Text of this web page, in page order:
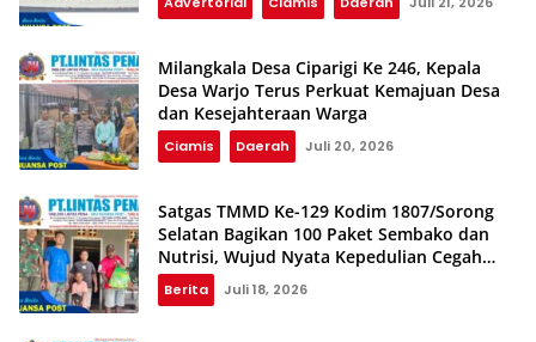
Milangkala Desa Ciparigi Ke 246, Kepala
Desa Warjo Terus Perkuat Kemajuan Desa
dan Kesejahteraan Warga
Ciamis Daerah Juli 20, 2026
Satgas TMMD Ke-129 Kodim 1807/Sorong
Selatan Bagikan 100 Paket Sembako dan
Nutrisi, Wujud Nyata Kepedulian Cegah
Stunting
Berita Juli 18, 2026